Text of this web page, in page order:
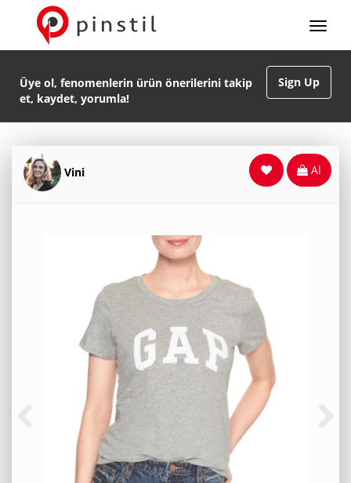
Sign Up
Üye ol, fenomenlerin ürün önerilerini takip
et, kaydet, yorumla!
Vini Al